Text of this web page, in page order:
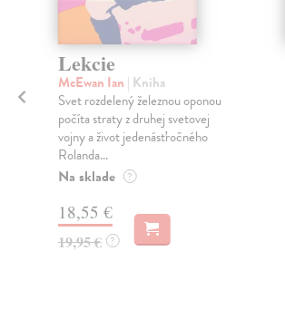
Lekcie
McEwan Ian | Kniha
Svet rozdelený železnou oponou
počíta straty z druhej svetovej
vojny a život jedenásťročného
Rolanda...
Na sklade ?
18,55 €
19,95 € ?